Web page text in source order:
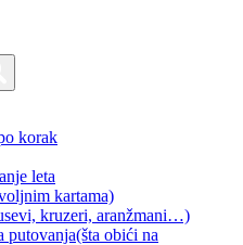
korak
leta
kartama)
kruzeri, aranžmani…)
putovanja(šta obići na